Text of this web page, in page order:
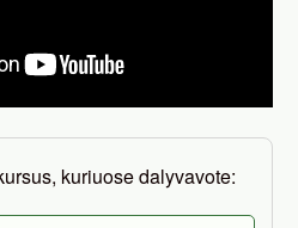
kuriuose dalyvavote: